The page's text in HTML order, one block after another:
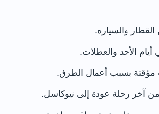
والسيارة.
أيام الأحد والعطلات.
مؤقتة بسبب أعمال الطرق.
من آخر رحلة عودة إلى نيوكاسل.